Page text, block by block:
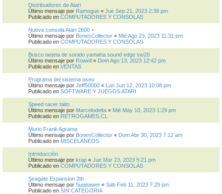
Distribuidores de Atari
Último mensaje por Ramogue « Jue Sep 21, 2023 2:39 pm
Publicado en COMPUTADORES Y CONSOLAS
Nueva consola Atari 2600 +
Último mensaje por BonesCollector « Mié Ago 23, 2023 11:31 pm
Publicado en COMPUTADORES Y CONSOLAS
Busco tarjeta de sonido yamaha sound edge sw20
Último mensaje por Rowell « Dom Ago 13, 2023 12:42 pm
Publicado en VENTAS
Programa del sistema oseo
Último mensaje por Jeff50000 « Lun Jun 12, 2023 10:08 pm
Publicado en SOFTWARE Y JUEGOS ATARI
Speed racer taito
Último mensaje por Marcelodelta « Mié May 10, 2023 1:29 pm
Publicado en RETROGAMES.CL
Murio Frank Agrama
Último mensaje por BonesCollector « Dom Abr 30, 2023 7:12 am
Publicado en MISCELANEOS
Introducción
Último mensaje por krap « Jue Mar 23, 2023 5:21 pm
Publicado en COMPUTADORES Y CONSOLAS
Seagate Expansion 2tb
Último mensaje por Suppawer « Sab Feb 11, 2023 7:29 pm
Publicado en SIN CATEGORIA